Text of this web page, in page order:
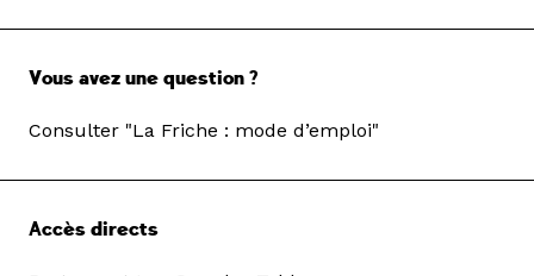
Vous avez une question ?
Consulter "La Friche : mode d’emploi"
Accès directs